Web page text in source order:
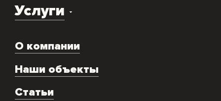
Услуги
Экспертиза объекта
Техническое обслуживание
Аренда
О компании
Наши объекты
Статьи